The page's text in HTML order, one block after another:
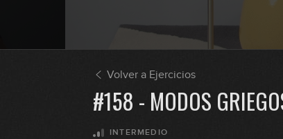
Volver a Ejercicios
#158 - MODOS
INTERMEDIO